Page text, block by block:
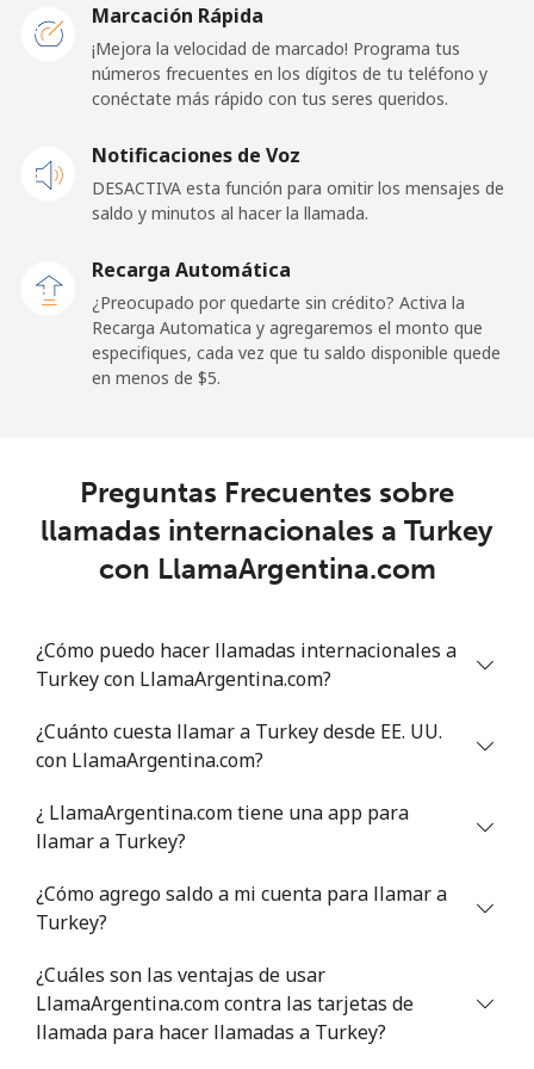
Togo
Línea fija ⁦42.5¢⁩ 11 min por ⁦$5⁩ -
Tokelau
country
⁦217.5¢⁩
Tonga
Trinidad And Tobago
Celular ⁦22.5¢⁩ 22 min por ⁦$5⁩
⁦104.5¢⁩
Celular ⁦103.9¢⁩
Turkey
Línea fija ⁦4.9¢⁩
Celular ⁦29.9¢⁩ 16 min por ⁦$5⁩
Marcación Rápida
¡Mejora la velocidad de marcado! Programa tus
números frecuentes en los dígitos de tu teléfono y
conéctate más rápido con tus seres queridos.
Notificaciones de Voz
DESACTIVA esta función para omitir los mensajes de
saldo y minutos al hacer la llamada.
Recarga Automática
¿Preocupado por quedarte sin crédito? Activa la
Recarga Automatica y agregaremos el monto que
especifiques, cada vez que tu saldo disponible quede
en menos de ⁦$5⁩.
Preguntas Frecuentes sobre
llamadas internacionales a Turkey
con LlamaArgentina.com
¿Cómo puedo hacer llamadas internacionales a
Turkey con LlamaArgentina.com?
¿Cuánto cuesta llamar a Turkey desde EE. UU.
con LlamaArgentina.com?
¿ LlamaArgentina.com tiene una app para
llamar a Turkey?
¿Cómo agrego saldo a mi cuenta para llamar a
Turkey?
¿Cuáles son las ventajas de usar
LlamaArgentina.com contra las tarjetas de
llamada para hacer llamadas a Turkey?